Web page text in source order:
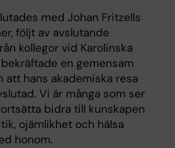
med Johan Fritzells
följt av avslutande
kollegor vid Karolinska
en gemensam
att hans akademiska resa
Vi är många som ser
bidra till kunskapen
ojämlikhet och hälsa
honom.